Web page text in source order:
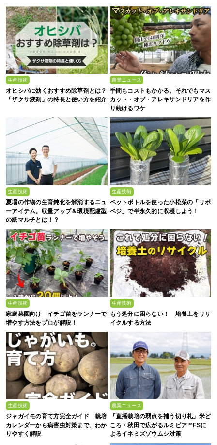
則
生産技術
オヒシバに効くおすすめ除草剤とは？
「ザクサ液剤」の特長と使い方を紹介
農業ニュース
手間もコストもかかる。それでもマス
カット・オブ・アレキサンドリアを作
り続けるワケ
生産技術
夏場の作物の生育鈍化を解消するニュ
ーアイテム。収量アップ＆環境配慮型
の紙マルチとは！？
生産技術
ペットボトルを使った小松菜の「リボ
ベジ」で半永久的に収穫しよう！
生産技術
家庭菜園向け イチゴ苗をランナーで
増やす方法をプロが解説！
生産技術
もう処分に困らない！ 培養土をリサ
イクルする方法
生産技術
ジャガイモの育て方完全ガイド 栽培
カレンダーから病害虫対策まで、わか
りやすく解説
農業ニュース
「直播栽培の弱点を補う切り札」米ど
ころ・秋田で広がるルミビア™FSに
よるイネミズゾウムシ対策